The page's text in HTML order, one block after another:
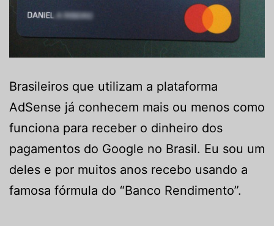
Brasileiros que utilizam a plataforma
AdSense já conhecem mais ou menos como
funciona para receber o dinheiro dos
pagamentos do Google no Brasil. Eu sou um
deles e por muitos anos recebo usando a
famosa fórmula do “Banco Rendimento”.